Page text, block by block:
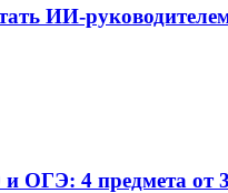
ИИ-
ОГЭ: 4 предмета от